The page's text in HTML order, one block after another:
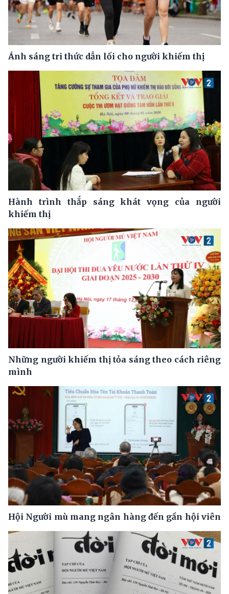
Ánh sáng tri thức dẫn lối cho người khiếm thị
Hành trình thắp sáng khát vọng của người
khiếm thị
Những người khiếm thị tỏa sáng theo cách riêng
mình
Hội Người mù mang ngân hàng đến gần hội viên